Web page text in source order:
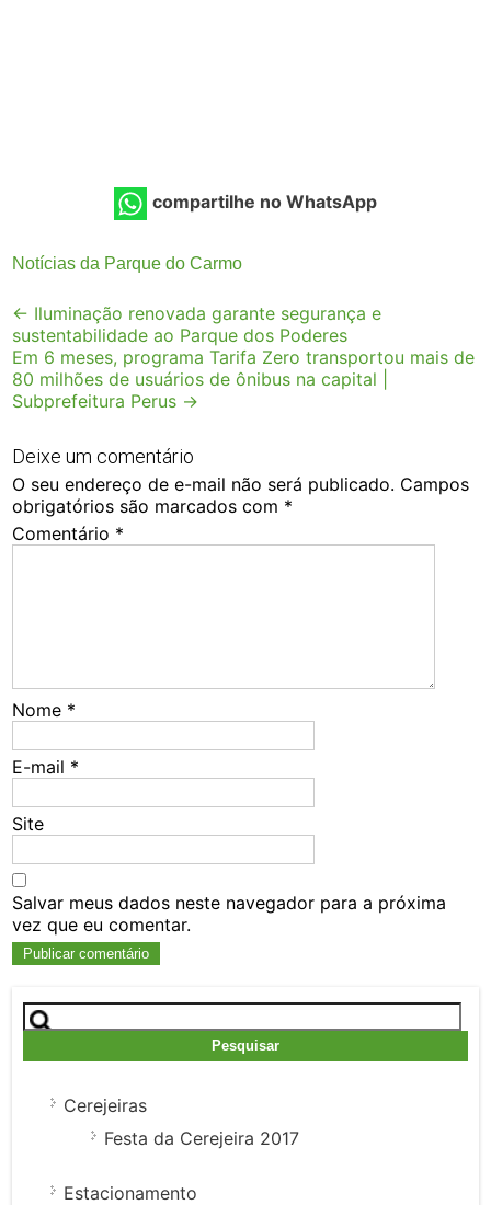
compartilhe no WhatsApp
Notícias da Parque do Carmo
Post
navigation
← Iluminação renovada garante segurança e
sustentabilidade ao Parque dos Poderes
Em 6 meses, programa Tarifa Zero transportou mais de
80 milhões de usuários de ônibus na capital |
Subprefeitura Perus →
Deixe um comentário
O seu endereço de e-mail não será publicado. Campos
obrigatórios são marcados com *
Comentário *
Nome *
E-mail *
Site
Salvar meus dados neste navegador para a próxima
vez que eu comentar.
Pesquisar
por:
Cerejeiras
Festa da Cerejeira 2017
Estacionamento